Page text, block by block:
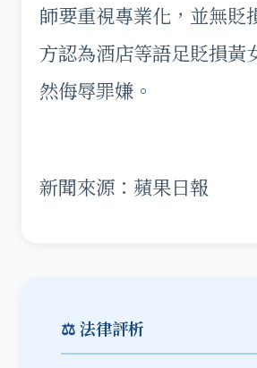
師要重視專業化，並無貶
方認為酒店等語足貶損黃
然侮辱罪嫌。
新聞來源：蘋果日報
⚖️ 法律評析